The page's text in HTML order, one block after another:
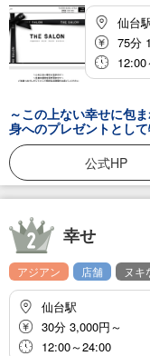
仙台
75分
～この上ない幸せに包
身へのプレゼントとし
公式HP
幸せ
アジアン 店舗 ヌキ
仙台駅
30分 3,000円～
12:00～24:00